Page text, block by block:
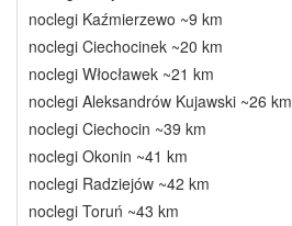
noclegi Kaźmierzewo ~9 km
noclegi Ciechocinek ~20 km
noclegi Włocławek ~21 km
noclegi Aleksandrów Kujawski ~26 km
noclegi Ciechocin ~39 km
noclegi Okonin ~41 km
noclegi Radziejów ~42 km
noclegi Toruń ~43 km